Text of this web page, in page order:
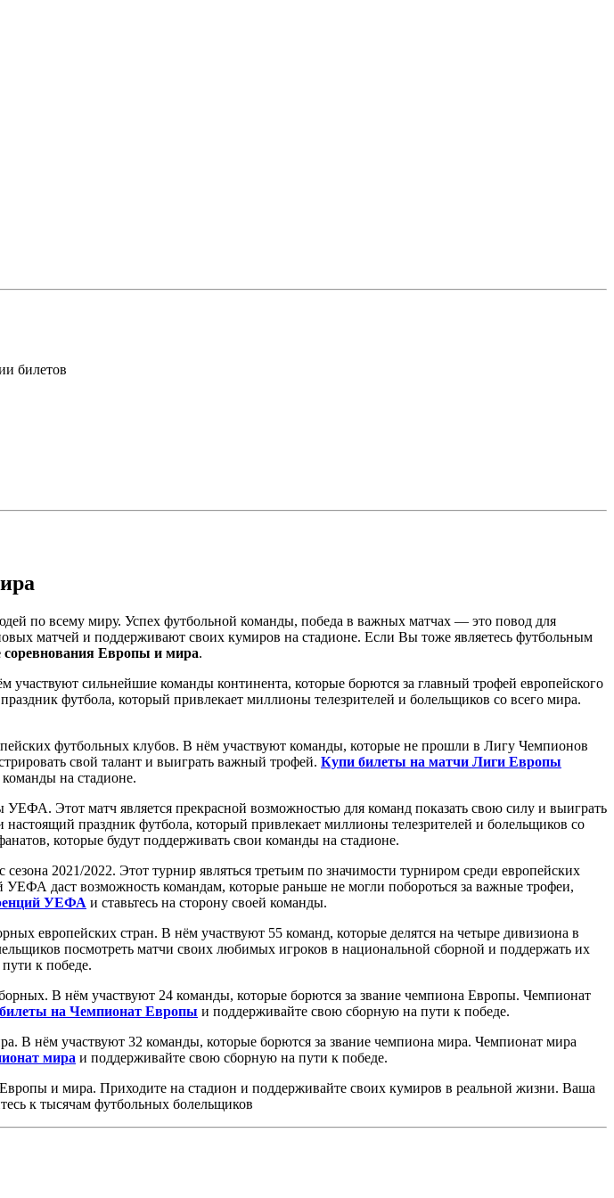
билетов
по всему миру. Успех футбольной команды, победа в важных матчах — это повод для
матчей и поддерживают своих кумиров на стадионе. Если Вы тоже являетесь футбольным
Европы и мира.
сильнейшие команды континента, которые борются за главный трофей европейского
футбола, который привлекает миллионы телезрителей и болельщиков со всего мира.
футбольных клубов. В нём участвуют команды, которые не прошли в Лигу Чемпионов
свой талант и выиграть важный трофей. Купи билеты на матчи Лиги Европы
на стадионе.
Этот матч является прекрасной возможностью для команд показать свою силу и выиграть
праздник футбола, который привлекает миллионы телезрителей и болельщиков со
которые будут поддерживать свои команды на стадионе.
2021/2022. Этот турнир являться третьим по значимости турниром среди европейских
даст возможность командам, которые раньше не могли побороться за важные трофеи,
УЕФА и ставьтесь на сторону своей команды.
европейских стран. В нём участвуют 55 команд, которые делятся на четыре дивизиона в
посмотреть матчи своих любимых игроков в национальной сборной и поддержать их
к победе.
В нём участвуют 24 команды, которые борются за звание чемпиона Европы. Чемпионат
на Чемпионат Европы и поддерживайте свою сборную на пути к победе.
В нём участвуют 32 команды, которые борются за звание чемпиона мира. Чемпионат мира
мира и поддерживайте свою сборную на пути к победе.
и мира. Приходите на стадион и поддерживайте своих кумиров в реальной жизни. Ваша
к тысячам футбольных болельщиков